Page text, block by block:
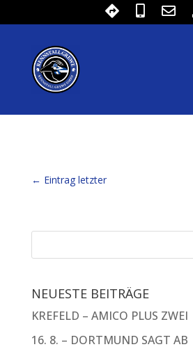
← Eintrag letzter
NEUESTE BEITRÄGE
KREFELD – AMICO PLUS ZWEI
16. 8. – DORTMUND SAGT AB